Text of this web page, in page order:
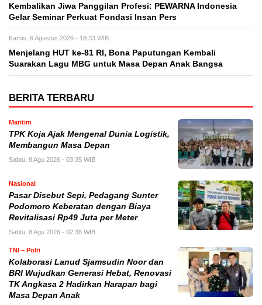
Kembalikan Jiwa Panggilan Profesi: PEWARNA Indonesia
Gelar Seminar Perkuat Fondasi Insan Pers
Kamis, 6 Agustus 2026 - 18:33 WIB
Menjelang HUT ke-81 RI, Bona Paputungan Kembali
Suarakan Lagu MBG untuk Masa Depan Anak Bangsa
BERITA TERBARU
Maritim
TPK Koja Ajak Mengenal Dunia Logistik,
Membangun Masa Depan
Sabtu, 8 Agu 2026 - 03:35 WIB
Nasional
Pasar Disebut Sepi, Pedagang Sunter
Podomoro Keberatan dengan Biaya
Revitalisasi Rp49 Juta per Meter
Sabtu, 8 Agu 2026 - 02:38 WIB
TNI – Polri
Kolaborasi Lanud Sjamsudin Noor dan
BRI Wujudkan Generasi Hebat, Renovasi
TK Angkasa 2 Hadirkan Harapan bagi
Masa Depan Anak